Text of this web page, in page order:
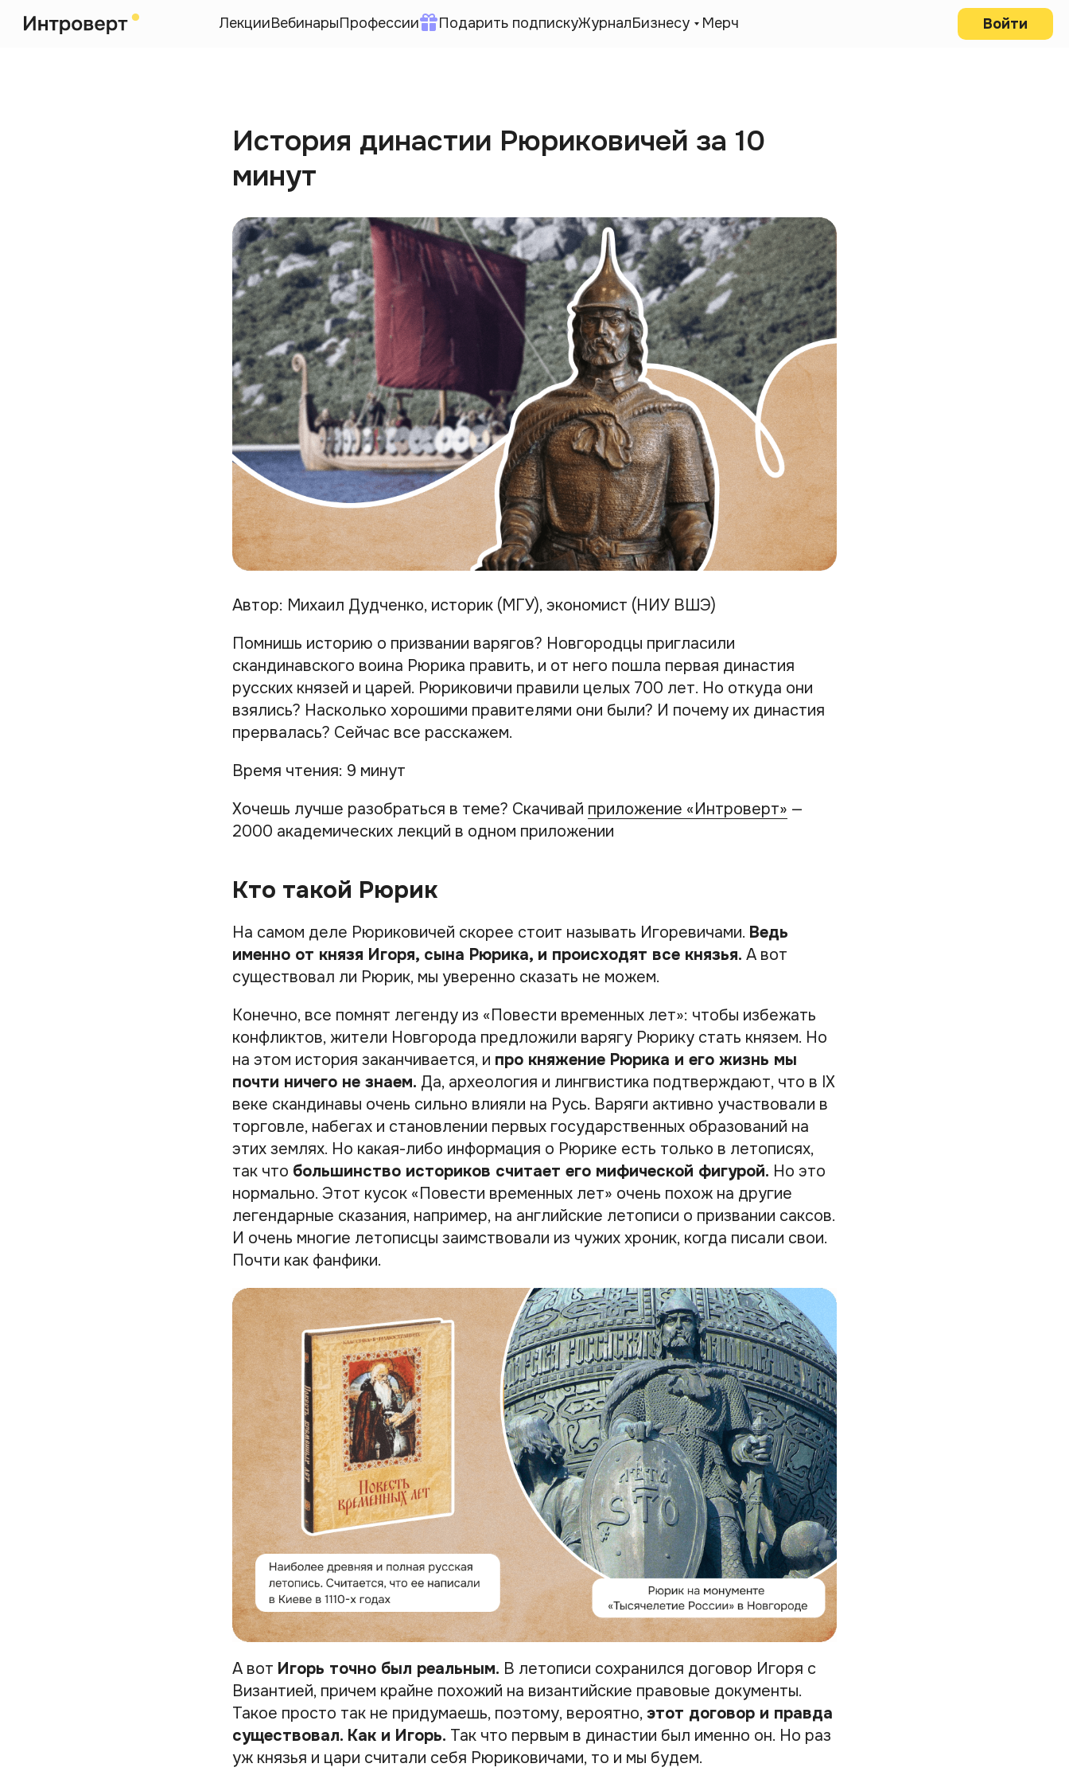
ЛекцииВебинарыПрофессии Подарить подпискуЖурналБизнесу Мерч Войти
История династии Рюриковичей за 10
минут
Автор: Михаил Дудченко, историк (МГУ), экономист (НИУ ВШЭ)
Помнишь историю о призвании варягов? Новгородцы пригласили
скандинавского воина Рюрика править, и от него пошла первая династия
русских князей и царей. Рюриковичи правили целых 700 лет. Но откуда они
взялись? Насколько хорошими правителями они были? И почему их династия
прервалась? Сейчас все расскажем.
Время чтения: 9 минут
Хочешь лучше разобраться в теме? Скачивай приложение «Интроверт» —
2000 академических лекций в одном приложении
Кто такой Рюрик
На самом деле Рюриковичей скорее стоит называть Игоревичами. Ведь
именно от князя Игоря, сына Рюрика, и происходят все князья. А вот
существовал ли Рюрик, мы уверенно сказать не можем.
Конечно, все помнят легенду из «Повести временных лет»: чтобы избежать
конфликтов, жители Новгорода предложили варягу Рюрику стать князем. Но
на этом история заканчивается, и про княжение Рюрика и его жизнь мы
почти ничего не знаем. Да, археология и лингвистика подтверждают, что в IX
веке скандинавы очень сильно влияли на Русь. Варяги активно участвовали в
торговле, набегах и становлении первых государственных образований на
этих землях. Но какая-либо информация о Рюрике есть только в летописях,
так что большинство историков считает его мифической фигурой. Но это
нормально. Этот кусок «Повести временных лет» очень похож на другие
легендарные сказания, например, на английские летописи о призвании саксов.
И очень многие летописцы заимствовали из чужих хроник, когда писали свои.
Почти как фанфики.
А вот Игорь точно был реальным. В летописи сохранился договор Игоря с
Византией, причем крайне похожий на византийские правовые документы.
Такое просто так не придумаешь, поэтому, вероятно, этот договор и правда
существовал. Как и Игорь. Так что первым в династии был именно он. Но раз
уж князья и цари считали себя Рюриковичами, то и мы будем.